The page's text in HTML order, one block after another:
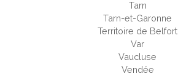
Tarn
Tarn-et-Garonne
Territoire de Belfort
Var
Vaucluse
Vendée